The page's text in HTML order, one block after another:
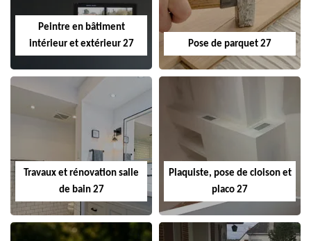
Peintre en bâtiment
intérieur et extérieur 27
Pose de parquet 27
Travaux et rénovation salle
de bain 27
Plaquiste, pose de cloison et
placo 27